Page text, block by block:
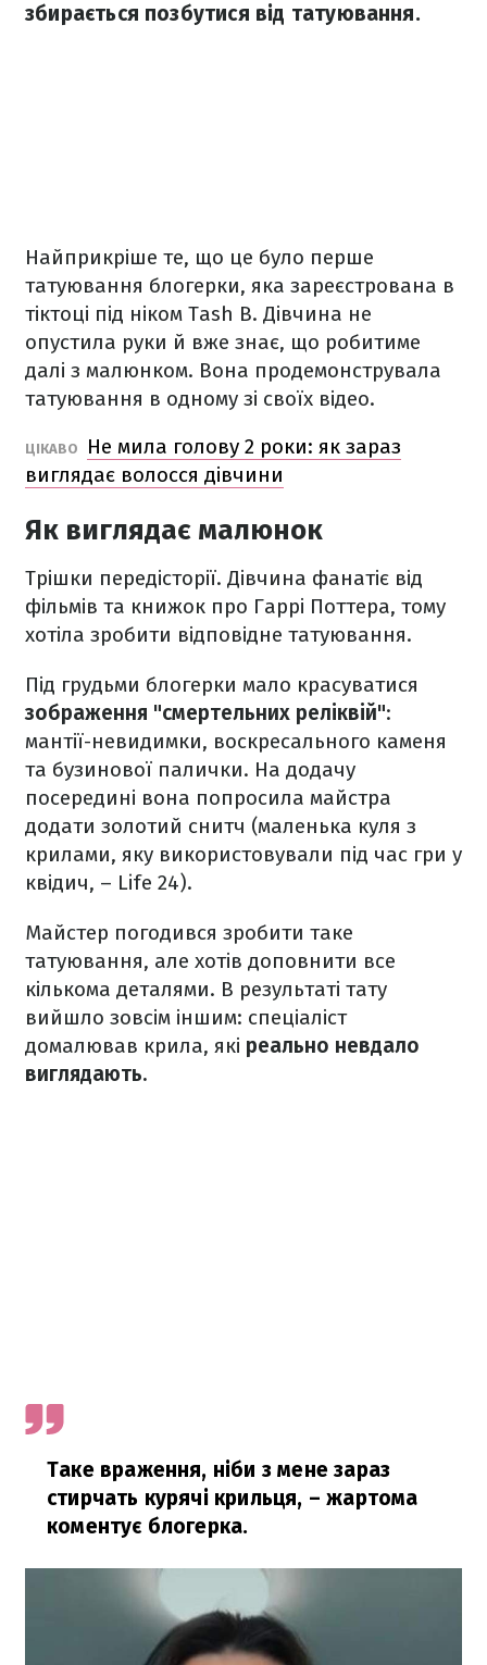
збирається позбутися від татуювання.
Найприкріше те, що це було перше
татуювання блогерки, яка зареєстрована в
тіктоці під ніком Tash B. Дівчина не
опустила руки й вже знає, що робитиме
далі з малюнком. Вона продемонструвала
татуювання в одному зі своїх відео.
ЦІКАВО
Не мила голову 2 роки: як зараз
виглядає волосся дівчини
Як виглядає малюнок
Трішки передісторії. Дівчина фанатіє від
фільмів та книжок про Гаррі Поттера, тому
хотіла зробити відповідне татуювання.
Під грудьми блогерки мало красуватися
зображення "смертельних реліквій":
мантії-невидимки, воскресального каменя
та бузинової палички. На додачу
посередині вона попросила майстра
додати золотий снитч (маленька куля з
крилами, яку використовували під час гри у
квідич, – Life 24).
Майстер погодився зробити таке
татуювання, але хотів доповнити все
кількома деталями. В результаті тату
вийшло зовсім іншим: спеціаліст
домалював крила, які реально невдало
виглядають.
Таке враження, ніби з мене зараз
стирчать курячі крильця, – жартома
коментує блогерка.